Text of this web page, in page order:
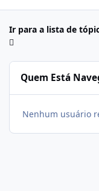
Ir para a lista de
Quem Está
Nenhum usuário